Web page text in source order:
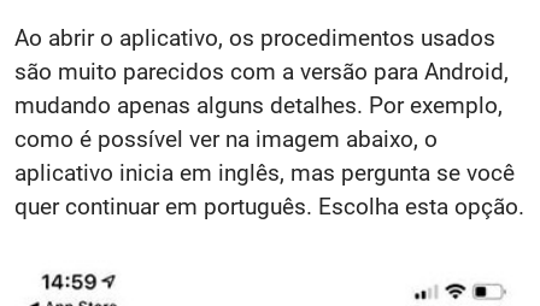
Ao abrir o aplicativo, os procedimentos usados
são muito parecidos com a versão para Android,
mudando apenas alguns detalhes. Por exemplo,
como é possível ver na imagem abaixo, o
aplicativo inicia em inglês, mas pergunta se você
quer continuar em português. Escolha esta opção.